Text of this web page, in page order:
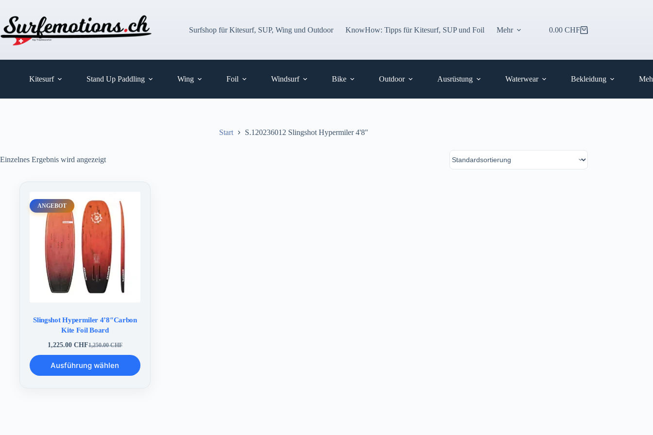
springen
Surfshop für Kitesurf, SUP, Wing und Outdoor
KnowHow: Tipps für Kitesurf, SUP und Foil Mehr Warenkorb
0.00 CHF
Kitesurf Stand Up Paddling Wing Foil Windsurf Bike Outdoor Ausrüstung Waterwear Bekleidung
Start S.120236012 Slingshot Hypermiler 4'8"
Einzelnes Ergebnis wird angezeigt
ANGEBOT
Slingshot Hypermiler 4’8″Carbon
Kite Foil Board
1,250.00CHF
Ursprünglicher
Preis
war:
1,225.00 CHFAktueller
Preis
ist:
Ausführung wählen
Dieses
Produkt
weist